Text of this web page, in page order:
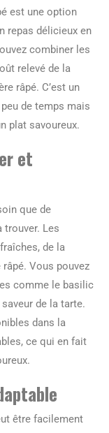
est une option
repas délicieux en
combiner les
relevé de la
râpé. C’est un
de temps mais
plat savoureux.
et
que de
Les
de la
Vous pouvez
comme le basilic
de la tarte.
dans la
ce qui en fait
être facilement